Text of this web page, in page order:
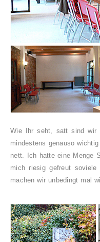
Wie Ihr seht, satt sind wir
mindestens genauso
nett. Ich hatte eine Menge
mich riesig gefreut soviele
machen wir unbedingt mal